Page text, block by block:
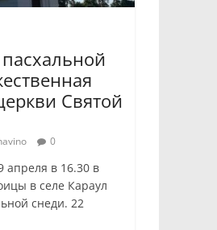
Святой
0
апреля в 16.30 в
в селе Караул
снеди. 22